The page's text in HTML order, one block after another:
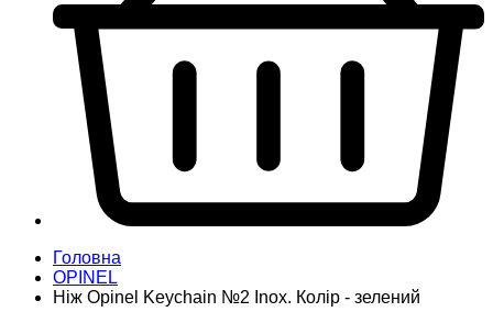
Головна
OPINEL
Ніж Opinel Keychain №2 Inox. Колір - зелений